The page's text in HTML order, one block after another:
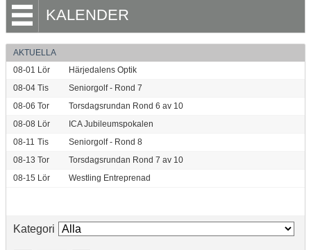
KALENDER
AKTUELLA
08-01 Lör
Härjedalens Optik
08-04 Tis
Seniorgolf - Rond 7
08-06 Tor
Torsdagsrundan Rond 6 av 10
08-08 Lör
ICA Jubileumspokalen
08-11 Tis
Seniorgolf - Rond 8
08-13 Tor
Torsdagsrundan Rond 7 av 10
08-15 Lör Westling Entreprenad
Kategori